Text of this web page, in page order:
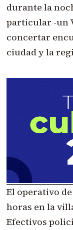
durante la
particular -un
concertar
ciudad y la
El operativo
horas en la
Efectivos